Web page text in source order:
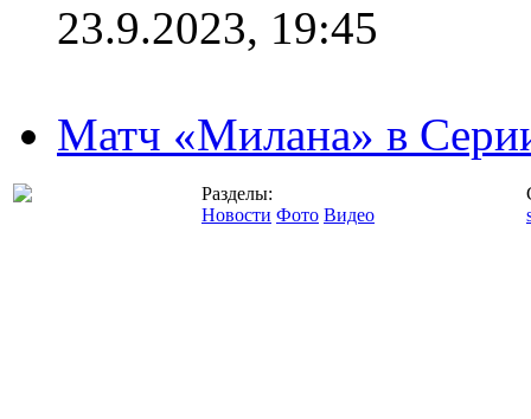
23.9.2023, 19:45
Матч «Милана» в
Разделы:
Новости Фото Видео